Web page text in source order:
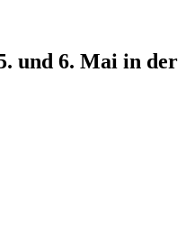
und 6. Mai in der